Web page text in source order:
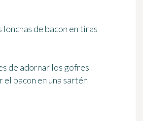
de bacon en tiras
de adornar los gofres
el bacon en una sartén